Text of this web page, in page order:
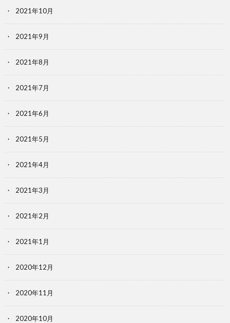
2021年10月
2021年9月
2021年8月
2021年7月
2021年6月
2021年5月
2021年4月
2021年3月
2021年2月
2021年1月
2020年12月
2020年11月
2020年10月